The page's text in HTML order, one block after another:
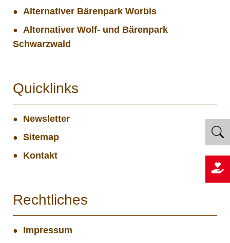
Alternativer Bärenpark Worbis
Alternativer Wolf- und Bärenpark
Schwarzwald
Quicklinks
Newsletter
Sitemap
Kontakt
Rechtliches
Impressum